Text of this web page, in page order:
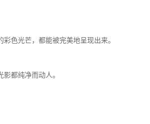
色光芒，都能被完美地呈现出来。
都纯净而动人。